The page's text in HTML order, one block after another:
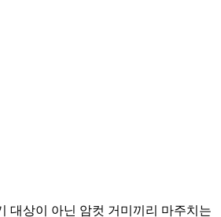
대상이 아닌 암컷 거미끼리 마주치는